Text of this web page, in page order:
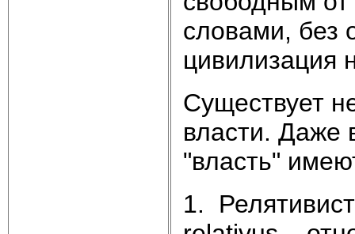
словами, без
цивилизация
Существует
власти. Даже
"власть"
1.